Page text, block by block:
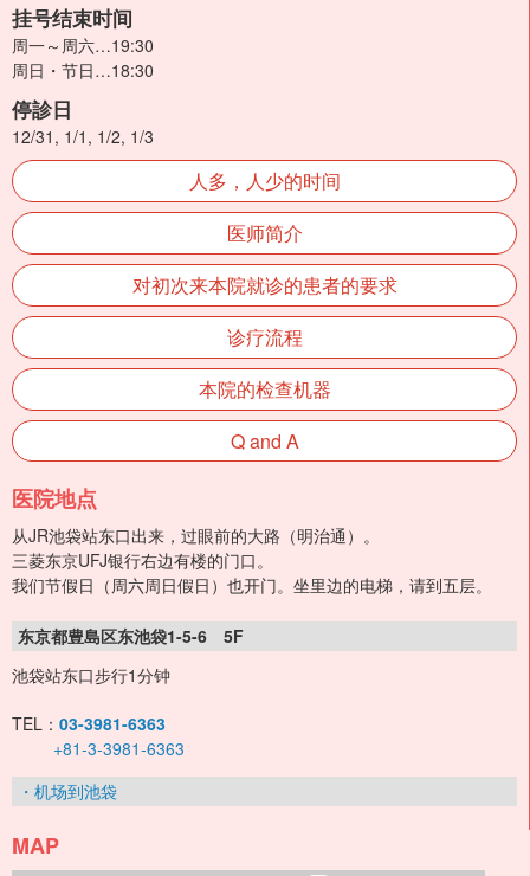
挂号结束时间
周一～周六…19:30
周日・节日…18:30
停診日
12/31, 1/1, 1/2, 1/3
人多，人少的时间
医师简介
对初次来本院就诊的患者的要求
诊疗流程
本院的检查机器
Q and A
医院地点
从JR池袋站东口出来，过眼前的大路（明治通）。
三菱东京UFJ银行右边有楼的门口。
我们节假日（周六周日假日）也开门。坐里边的电梯，请到五层。
东京都豊島区东池袋1-5-6 5F
池袋站东口步行1分钟
TEL： 03-3981-6363
+81-3-3981-6363
・机场到池袋
MAP